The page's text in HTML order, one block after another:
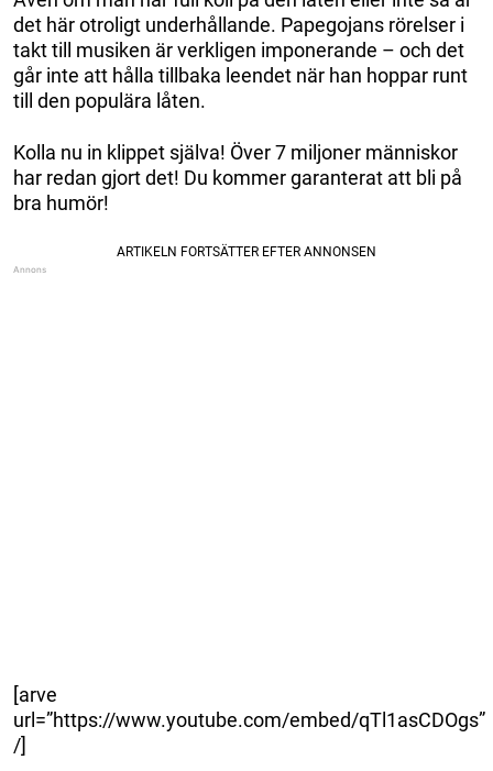
det här otroligt underhållande. Papegojans rörelser i
takt till musiken är verkligen imponerande – och det
går inte att hålla tillbaka leendet när han hoppar runt
till den populära låten.
Kolla nu in klippet själva! Över 7 miljoner människor
har redan gjort det! Du kommer garanterat att bli på
bra humör!
[arve
url=”https://www.youtube.com/embed/qTl1asCDOgs”
/]